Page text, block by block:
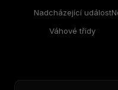
Nadcházející událost
Váhové třídy